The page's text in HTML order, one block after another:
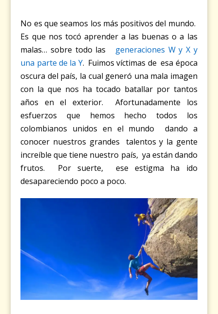
No es que seamos los más positivos del mundo.
Es que nos tocó aprender a las buenas o a las
malas… sobre todo las generaciones W y X y
una parte de la Y. Fuimos víctimas de esa época
oscura del país, la cual generó una mala imagen
con la que nos ha tocado batallar por tantos
años en el exterior. Afortunadamente los
esfuerzos que hemos hecho todos los
colombianos unidos en el mundo dando a
conocer nuestros grandes talentos y la gente
increíble que tiene nuestro país, ya están dando
frutos. Por suerte, ese estigma ha ido
desapareciendo poco a poco.